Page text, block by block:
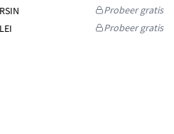
RSIN
Probeer gratis
LEI
Probeer gratis